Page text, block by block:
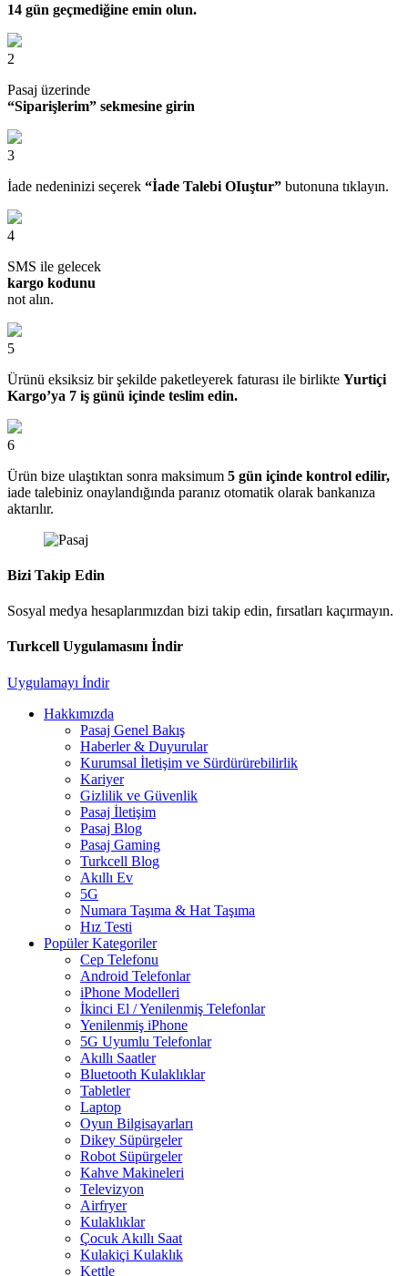
14 gün geçmediğine emin olun.
2
Pasaj üzerinde
“Siparişlerim” sekmesine girin
3
İade nedeninizi seçerek “İade Talebi OIuştur” butonuna tıklayın.
4
SMS ile gelecek
kargo kodunu
not alın.
5
Ürünü eksiksiz bir şekilde paketleyerek faturası ile birlikte Yurtiçi
Kargo’ya 7 iş günü içinde teslim edin.
6
Ürün bize ulaştıktan sonra maksimum 5 gün içinde kontrol edilir,
iade talebiniz onaylandığında paranız otomatik olarak bankanıza
aktarılır.
Bizi Takip Edin
Sosyal medya hesaplarımızdan bizi takip edin, fırsatları kaçırmayın.
Turkcell Uygulamasını İndir
Uygulamayı İndir
Hakkımızda
Pasaj Genel Bakış
Haberler & Duyurular
Kurumsal İletişim ve Sürdürürebilirlik
Kariyer
Gizlilik ve Güvenlik
Pasaj İletişim
Pasaj Blog
Pasaj Gaming
Turkcell Blog
Akıllı Ev
5G
Numara Taşıma & Hat Taşıma
Hız Testi
Popüler Kategoriler
Cep Telefonu
Android Telefonlar
iPhone Modelleri
İkinci El / Yenilenmiş Telefonlar
Yenilenmiş iPhone
5G Uyumlu Telefonlar
Akıllı Saatler
Bluetooth Kulaklıklar
Tabletler
Laptop
Oyun Bilgisayarları
Dikey Süpürgeler
Robot Süpürgeler
Kahve Makineleri
Televizyon
Airfryer
Kulaklıklar
Çocuk Akıllı Saat
Kulakiçi Kulaklık
Kettle